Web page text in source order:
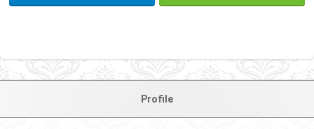
Profile